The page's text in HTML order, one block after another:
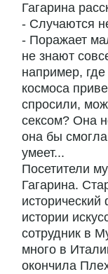
Гагарина
- Случаются
- Поражает
не знают
например,
космоса
спросили,
сексом? Она
она бы
умеет...
Посетители
Гагарина.
истории
сотрудник в
много в
окончила